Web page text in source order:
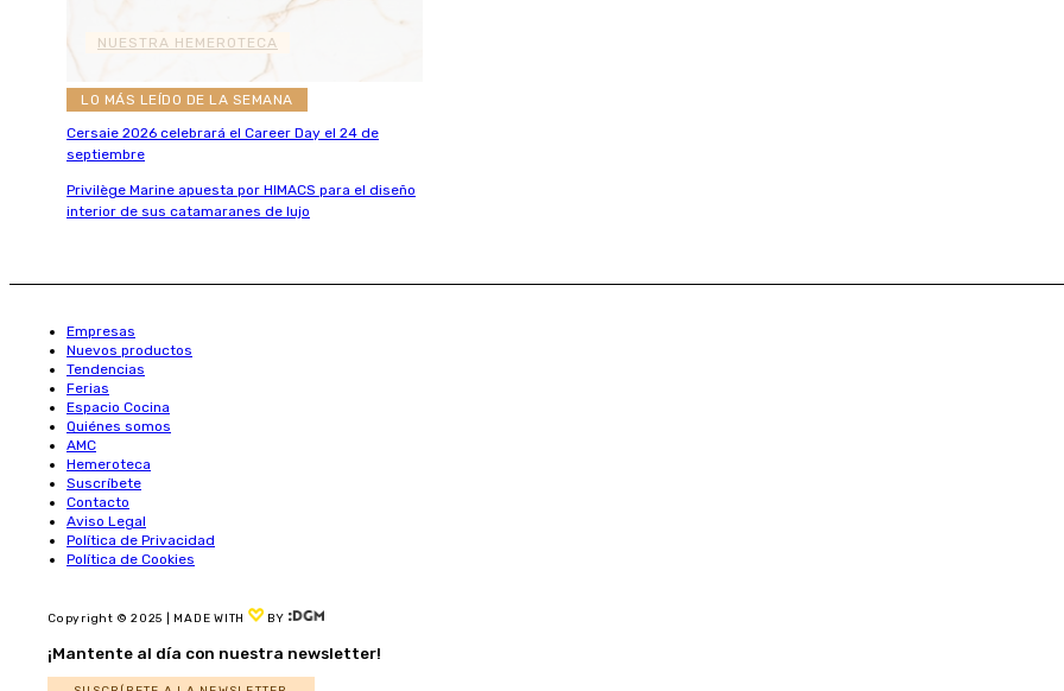
NUESTRA HEMEROTECA
LO MÁS LEÍDO DE LA SEMANA
Cersaie 2026 celebrará el Career Day el 24 de
septiembre
Privilège Marine apuesta por HIMACS para el diseño
interior de sus catamaranes de lujo
Empresas
Nuevos productos
Tendencias
Ferias
Espacio Cocina
Quiénes somos
AMC
Hemeroteca
Suscríbete
Contacto
Aviso Legal
Política de Privacidad
Política de Cookies
Copyright © 2025 | MADE WITH BY
¡Mantente al día con nuestra newsletter!